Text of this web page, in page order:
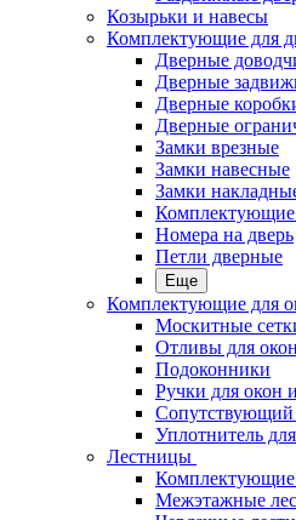
Козырьки и навесы
Комплектующие для
Дверные
Дверные
Дверные
Дверные
Замки врезные
Замки навесные
Замки
Комплектующие
Номера на дверь
Петли дверные
Еще
Комплектующие для
Москитные
Отливы для окон
Подоконники
Ручки для окон
Уплотнитель
Лестницы
Комплектующие
Межэтажные